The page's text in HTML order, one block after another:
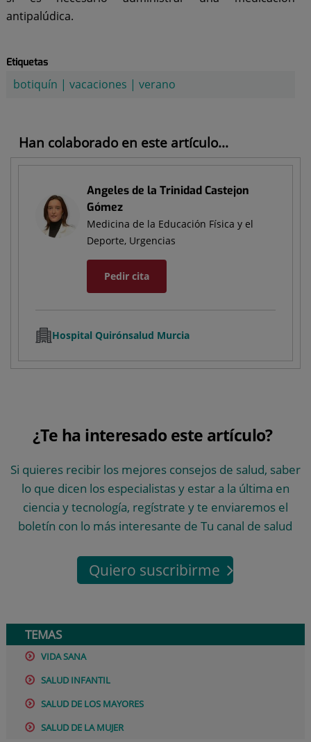
antipalúdica.
Etiquetas
botiquín | vacaciones | verano
Han colaborado en este artículo...
Angeles de la Trinidad Castejon
Gómez
Medicina de la Educación Física y el
Deporte, Urgencias
Pedir cita
Hospital Quirónsalud Murcia
¿Te ha interesado este artículo?
Si quieres recibir los mejores consejos de salud, saber
lo que dicen los especialistas y estar a la última en
ciencia y tecnología, regístrate y te enviaremos el
boletín con lo más interesante de Tu canal de salud
Quiero suscribirme
TEMAS
VIDA SANA
SALUD INFANTIL
SALUD DE LOS MAYORES
SALUD DE LA MUJER